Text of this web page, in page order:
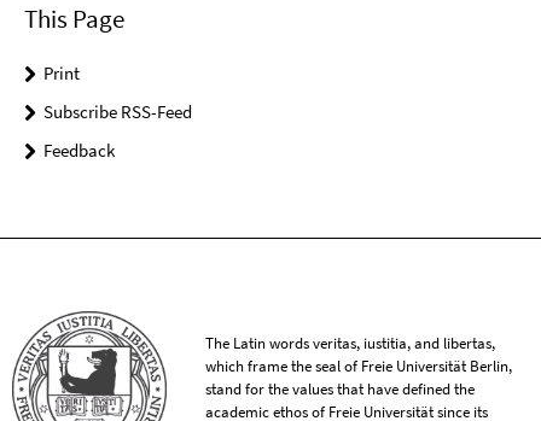
This Page
Print
Subscribe RSS-Feed
Feedback
The Latin words veritas, iustitia, and libertas,
which frame the seal of Freie Universität Berlin,
stand for the values that have defined the
academic ethos of Freie Universität since its